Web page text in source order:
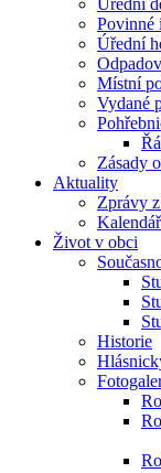
Úřední
Povinné
Úřední
Místní
Vydané
Zásady
Aktuality
Zprávy
Život v obci
Historie